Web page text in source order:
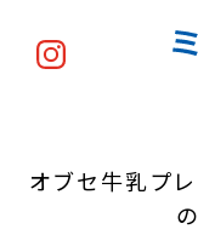
オブセ牛乳プ